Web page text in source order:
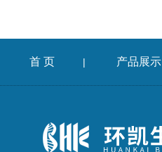
首 页 | 产品展示